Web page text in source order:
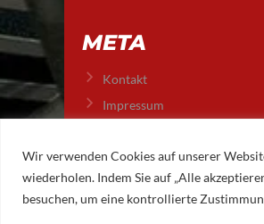
Wir verwenden Cookies auf unserer
wiederholen. Indem Sie auf „Alle
besuchen, um eine kontrollierte
META
Kontakt
Impressum
© 2026 AUGSBURGER EISLAUFVEREIN E.V.